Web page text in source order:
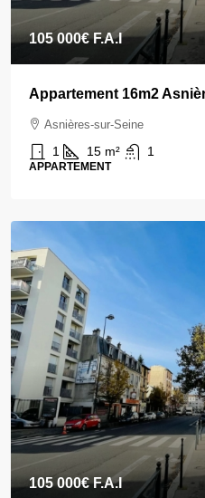
105 000€F.A.I
Appartement 16m2
Asnières-sur-Seine
1 15 m² 1
APPARTEMENT
105 000€F.A.I